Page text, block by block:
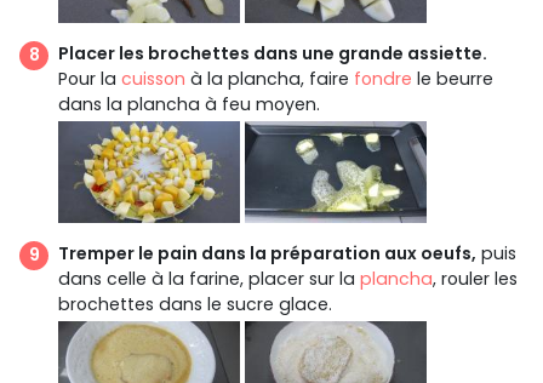
Placer les brochettes dans une grande assiette.
Pour la cuisson à la plancha, faire fondre le beurre
dans la plancha à feu moyen.
Tremper le pain dans la préparation aux oeufs, puis
dans celle à la farine, placer sur la plancha, rouler les
brochettes dans le sucre glace.